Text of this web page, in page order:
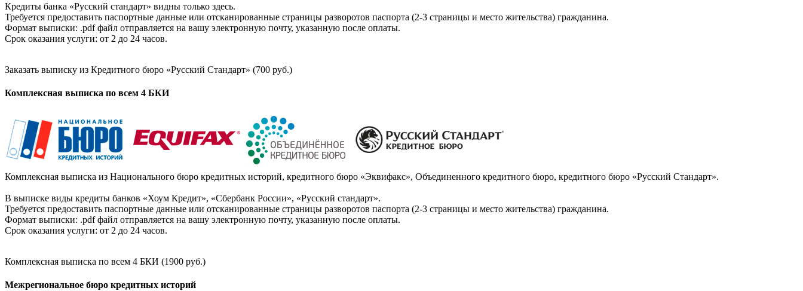
Кредиты банка «Русский стандарт» видны только здесь.
Требуется предоставить паспортные данные или отсканированные страницы разворотов паспорта (2-3 страницы и место жительства) гражданина.
Формат выписки: .pdf файл отправляется на вашу электронную почту, указанную после оплаты.
Срок оказания услуги: от 2 до 24 часов.
Заказать выписку из Кредитного бюро «Русский Стандарт» (700 руб.)
Комплексная выписка по всем 4 БКИ
Комплексная выписка из Национального бюро кредитных историй, кредитного бюро «Эквифакс», Объединенного кредитного бюро, кредитного бюро «Русский Стандарт».
В выписке виды кредиты банков «Хоум Кредит», «Сбербанк России», «Русский стандарт».
Требуется предоставить паспортные данные или отсканированные страницы разворотов паспорта (2-3 страницы и место жительства) гражданина.
Формат выписки: .pdf файл отправляется на вашу электронную почту, указанную после оплаты.
Срок оказания услуги: от 2 до 24 часов.
Комплексная выписка по всем 4 БКИ (1900 руб.)
Межрегиональное бюро кредитных историй